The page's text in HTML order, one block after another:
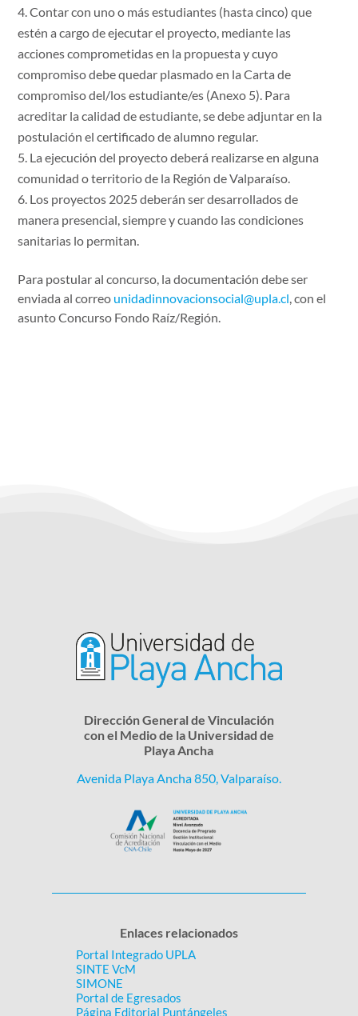
Contar con uno o más estudiantes (hasta cinco) que
estén a cargo de ejecutar el proyecto, mediante las
acciones comprometidas en la propuesta y cuyo
compromiso debe quedar plasmado en la Carta de
compromiso del/los estudiante/es (Anexo 5). Para
acreditar la calidad de estudiante, se debe adjuntar en la
postulación el certificado de alumno regular.
La ejecución del proyecto deberá realizarse en alguna
comunidad o territorio de la Región de Valparaíso.
Los proyectos 2025 deberán ser desarrollados de
manera presencial, siempre y cuando las condiciones
sanitarias lo permitan.
Para postular al concurso, la documentación debe ser
enviada al correo unidadinnovacionsocial@upla.cl, con el
asunto Concurso Fondo Raíz/Región.
Dirección General de Vinculación
con el Medio de la Universidad de
Playa Ancha
Avenida Playa Ancha 850, Valparaíso.
Enlaces relacionados
Portal Integrado UPLA
SINTE VcM
SIMONE
Portal de Egresados
Página Editorial Puntángeles